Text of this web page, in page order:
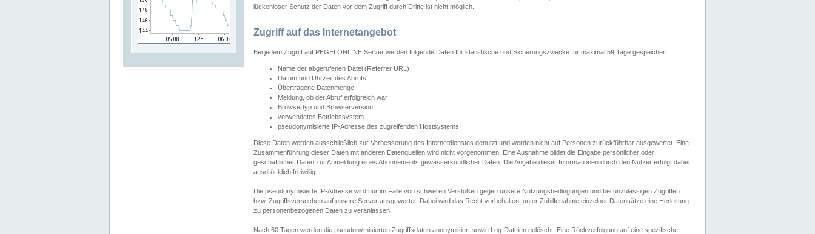
lückenloser Schutz der Daten vor dem Zugriff durch Dritte ist nicht möglich.
Zugriff auf das Internetangebot
Bei jedem Zugriff auf PEGELONLINE Server werden folgende Daten für statistische und Sicherungszwecke für maximal 59 Tage gespeichert:
Name der abgerufenen Datei (Referrer URL)
Datum und Uhrzeit des Abrufs
Übertragene Datenmenge
Meldung, ob der Abruf erfolgreich war
Browsertyp und Browserversion
verwendetes Betriebssystem
pseudonymisierte IP-Adresse des zugreifenden Hostsystems
Diese Daten werden ausschließlich zur Verbesserung des Internetdienstes genutzt und werden nicht auf Personen zurückführbar ausgewertet. Eine
Zusammenführung dieser Daten mit anderen Datenquellen wird nicht vorgenommen. Eine Ausnahme bildet die Eingabe persönlicher oder
geschäftlicher Daten zur Anmeldung eines Abonnements gewässerkundlicher Daten. Die Angabe dieser Informationen durch den Nutzer erfolgt dabei
ausdrücklich freiwillig.
Die pseudonymisierte IP-Adresse wird nur im Falle von schweren Verstößen gegen unsere Nutzungsbedingungen und bei unzulässigen Zugriffen
bzw. Zugriffsversuchen auf unsere Server ausgewertet. Dabei wird das Recht vorbehalten, unter Zuhilfenahme einzelner Datensätze eine Herleitung
zu personenbezogenen Daten zu veranlassen.
Nach 60 Tagen werden die pseudonymisierten Zugriffsdaten anonymisiert sowie Log-Dateien gelöscht. Eine Rückverfolgung auf eine spezifische